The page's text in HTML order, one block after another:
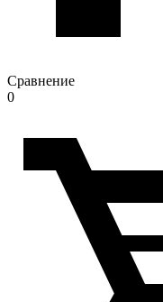
Сравнение
0